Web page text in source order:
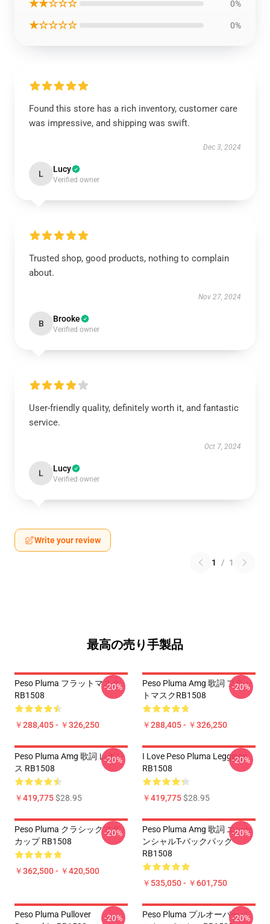
★★☆☆☆ 0%
★☆☆☆☆ 0%
Found this store has a rich inventory, customer care
was impressive, and shipping was swift.
Dec 3, 2024
L Lucy
Verified owner
Trusted shop, good products, nothing to complain
about.
Nov 27, 2024
B Brooke
Verified owner
User-friendly quality, definitely worth it, and fantastic
service.
Oct 7, 2024
L Lucy
Verified owner
Write your review
1 / 1
最高の売り手製品
Peso Pluma フラットマスク
RB1508
￥288,405 - ￥326,250
-20%
Peso Pluma Amg 歌詞 フラッ
トマスクRB1508
￥288,405 - ￥326,250
-20%
Peso Pluma Amg 歌詞 レギン
ス RB1508
￥419,775$28.95
-20%
I Love Peso Pluma Leggings
RB1508
￥419,775$28.95
-20%
Peso Pluma クラシックマグ
カップ RB1508
￥362,500 - ￥420,500
-20%
Peso Pluma Amg 歌詞 エッセ
ンシャルT-バックパック
RB1508
￥535,050 - ￥601,750
-20%
Peso Pluma Pullover
-20%
Peso Pluma プルオーバーパ
-20%